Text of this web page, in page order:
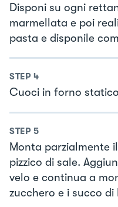
Disponi su ogni
marmellata e poi
pasta e disponile
STEP 4
Cuoci in forno
STEP 5
Monta parzialmente
pizzico di sale.
velo e continua a
zucchero e i succo di